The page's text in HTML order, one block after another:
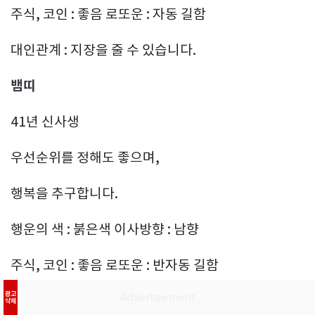
주식, 코인 : 좋음 로또운 : 자동 길함
대인관계 : 지장을 줄 수 있습니다.
뱀띠
41년 신사생
우선순위를 정해도 좋으며,
행복을 추구합니다.
행운의 색 : 붉은색 이사방향 : 남향
주식, 코인 : 좋음 로또운 : 반자동 길함
대인관계 : 즐거움이 있습니다.
광고
삭제